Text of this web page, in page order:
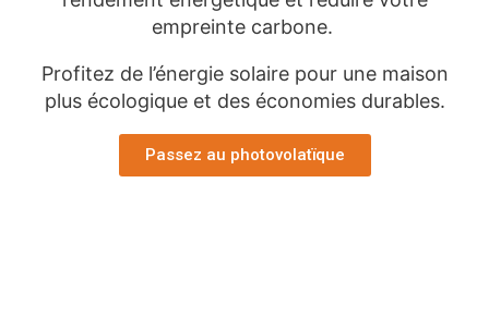
empreinte carbone.
Profitez de l’énergie solaire pour une maison
plus écologique et des économies durables.
Passez au photovolatïque